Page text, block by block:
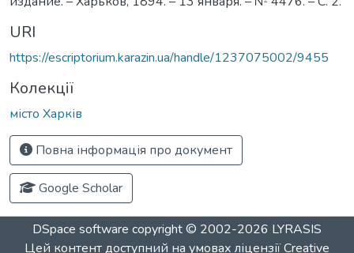
URI
https://escriptorium.karazin.ua/handle/1237075002/9455
Колекції
місто Харків
Повна інформація про документ
Google Scholar
DSpace software copyright © 2002-2026 LYRASIS
Цей контент доступний на умовах ліцензіїCreative